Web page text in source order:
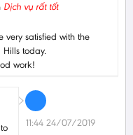
Dịch vụ rất tốt
very satisfied with the
Hills today.
work!
11:44 24/07/2019